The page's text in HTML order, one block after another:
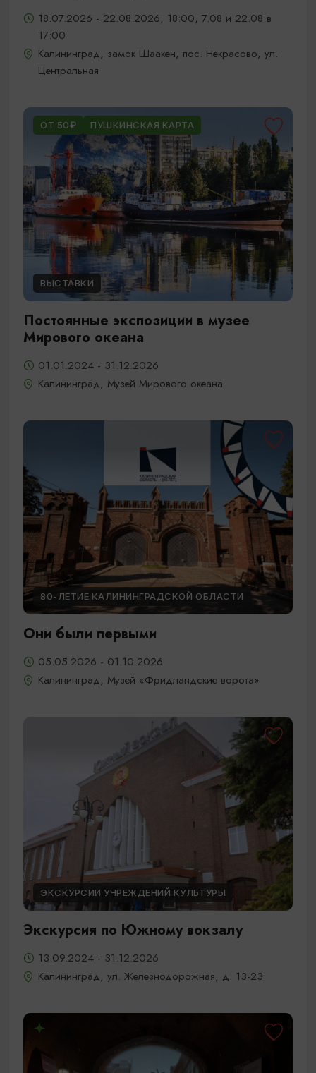
18.07.2026 - 22.08.2026, 18:00, 7.08 и 22.08 в
17:00
Калининград, замок Шаакен, пос. Некрасово, ул.
Центральная
ОТ 50₽ ПУШКИНСКАЯ КАРТА
ВЫСТАВКИ
Постоянные экспозиции в музее
Мирового океана
01.01.2024 - 31.12.2026
Калининград, Музей Мирового океана
80-ЛЕТИЕ КАЛИНИНГРАДСКОЙ ОБЛАСТИ
Они были первыми
05.05.2026 - 01.10.2026
Калининград, Музей «Фридландские ворота»
ЭКСКУРСИИ УЧРЕЖДЕНИЙ КУЛЬТУРЫ
Экскурсия по Южному вокзалу
13.09.2024 - 31.12.2026
Калининград, ул. Железнодорожная, д. 13-23